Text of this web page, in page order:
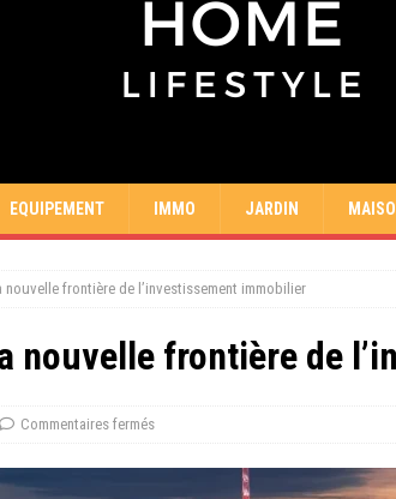
EQUIPEMENT IMMO JARDIN
nouvelle frontière de l’investissement immobilier
nouvelle frontière de
Commentaires fermés